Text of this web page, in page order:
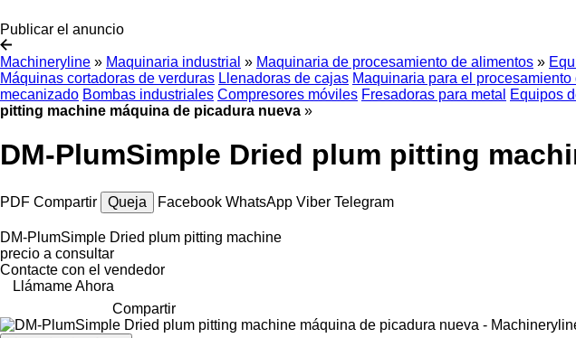
Publicar el anuncio
Machineryline » Maquinaria industrial » Maquinaria de procesamiento de alimentos »
Máquinas cortadoras de verduras Llenadoras de cajas Maquinaria para el procesamiento
mecanizado Bombas industriales Compresores móviles Fresadoras para metal Equipos
pitting machine máquina de picadura nueva »
DM-PlumSimple Dried plum pitting
PDF Compartir Queja Facebook WhatsApp Viber Telegram
DM-PlumSimple Dried plum pitting machine
precio a consultar
Contacte con el vendedor
Llámame Ahora
Compartir